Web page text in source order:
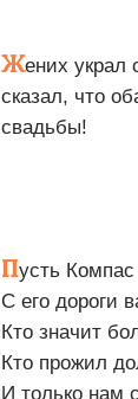
Жених украл
сказал, что
свадьбы!
Пусть
С его дороги
Кто значит
Кто прожил
И только нам